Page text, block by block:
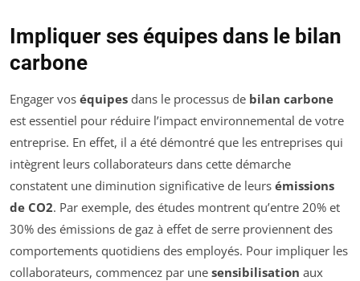
Impliquer ses équipes dans le bilan
carbone
Engager vos équipes dans le processus de bilan carbone
est essentiel pour réduire l’impact environnemental de votre
entreprise. En effet, il a été démontré que les entreprises qui
intègrent leurs collaborateurs dans cette démarche
constatent une diminution significative de leurs émissions
de CO2. Par exemple, des études montrent qu’entre 20% et
30% des émissions de gaz à effet de serre proviennent des
comportements quotidiens des employés. Pour impliquer les
collaborateurs, commencez par une sensibilisation aux